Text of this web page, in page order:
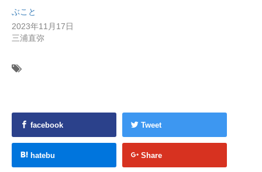
ぶこと
2023年11月17日
三浦直弥
facebook Tweet
hatebu Share